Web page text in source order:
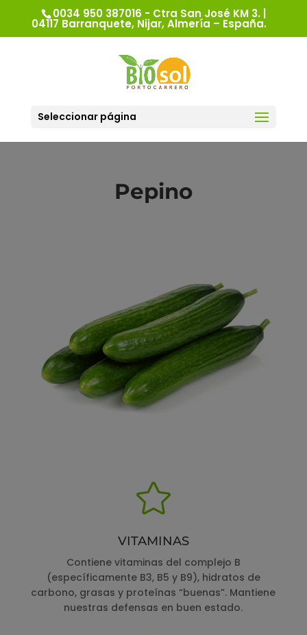
0034 950 387016 - Ctra San José KM 3. |
04117 Barranquete, Nijar, Almería – España.
Seleccionar página
Pepino

VITAMINAS
Contiene vitaminas del complejo B
(específicamente B3, B5 y B9), hidratos de
carbono, grasas y proteínas “buenas”. Mantiene
nuestras defensas en buen estado.